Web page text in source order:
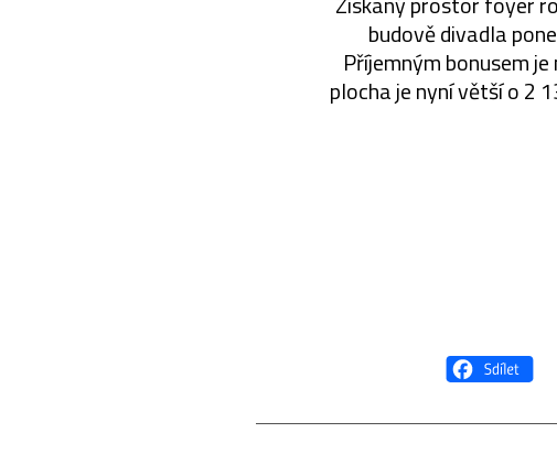
budově divadla
Příjemným bonusem
plocha je nyní větší o 2